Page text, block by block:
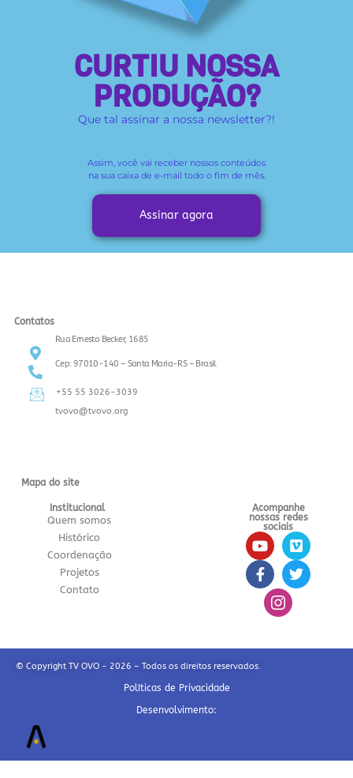
CURTIU NOSSA
PRODUÇÃO?
Que tal assinar a nossa newsletter?!
Assim, você vai receber nossos conteúdos
na sua caixa de e-mail todo o fim de mês.
Assinar agora
Contatos
Rua Ernesto Becker, 1685
Cep: 97010-140 – Santa Maria-RS – Brasil
+55 55 3026-3039
tvovo@tvovo.org
Mapa do site
Institucional
Quem somos
Histórico
Coordenação
Projetos
Contato
Acompanhe
nossas redes
sociais
© Copyright TV OVO - 2026 – Todos os direitos reservados.
Políticas de Privacidade
Desenvolvimento: